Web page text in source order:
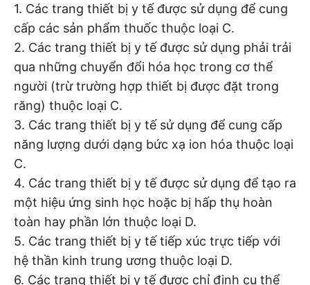
1. Các trang thiết bị y tế được sử dụng để cung
cấp các sản phẩm thuốc thuộc loại C.
2. Các trang thiết bị y tế được sử dụng phải trải
qua những chuyển đổi hóa học trong cơ thể
người (trừ trường hợp thiết bị được đặt trong
răng) thuộc loại C.
3. Các trang thiết bị y tế sử dụng để cung cấp
năng lượng dưới dạng bức xạ ion hóa thuộc loại
C.
4. Các trang thiết bị y tế được sử dụng để tạo ra
một hiệu ứng sinh học hoặc bị hấp thụ hoàn
toàn hay phần lớn thuộc loại D.
5. Các trang thiết bị y tế tiếp xúc trực tiếp với
hệ thần kinh trung ương thuộc loại D.
6. Các trang thiết bị y tế được chỉ định cụ thể